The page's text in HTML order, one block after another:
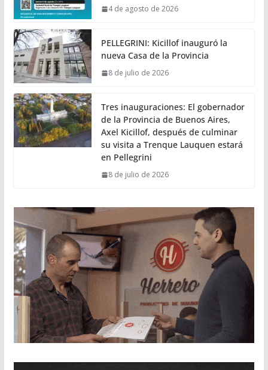
4 de agosto de 2026
PELLEGRINI: Kicillof inauguró la
nueva Casa de la Provincia
8 de julio de 2026
Tres inauguraciones: El gobernador
de la Provincia de Buenos Aires,
Axel Kicillof, después de culminar
su visita a Trenque Lauquen estará
en Pellegrini
8 de julio de 2026